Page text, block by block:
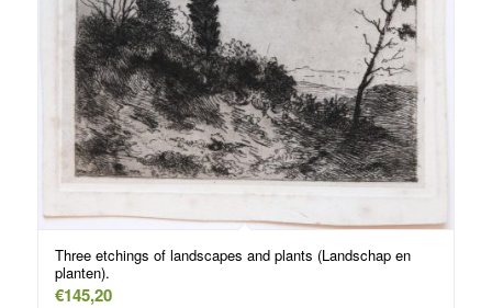
Three etchings of landscapes and plants (Landschap en
planten).
€145,20